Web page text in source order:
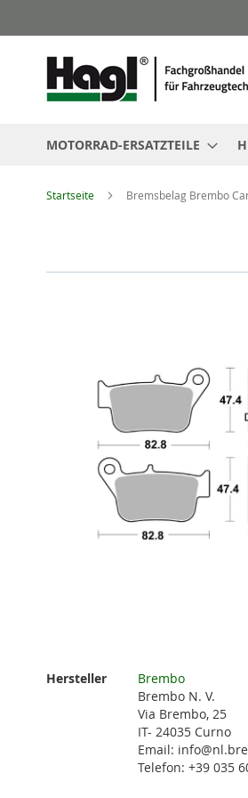
MOTORRAD-ERSATZTEILE
Startseite Bremsbelag Brembo
springen
springen
Weitere
Hersteller
Brembo
Brembo N. V.
Via Brembo, 25
IT- 24035 Curno
Email:
Telefon: +39 035